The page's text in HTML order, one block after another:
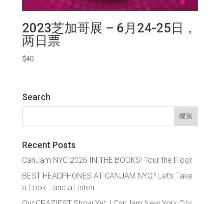
2023芝加哥展 – 6月24-25日，
两日票
$40
Search
搜
Recent Posts
CanJam NYC 2026 IN THE BOOKS! Tour the Floor
BEST HEADPHONES AT CANJAM NYC? Let’s Take
a Look… and a Listen